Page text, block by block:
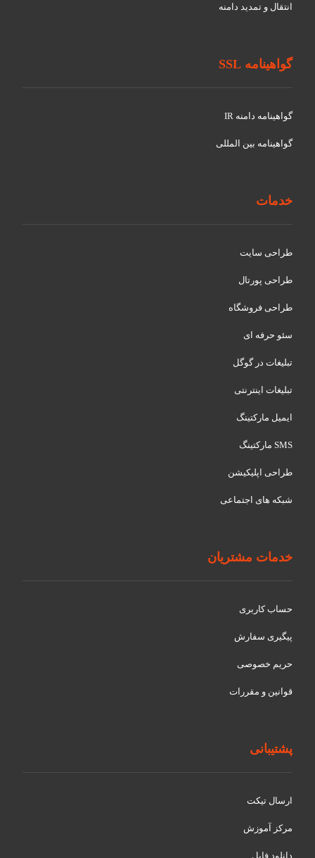
انتقال و تمدید دامنه
گواهینامه SSL
گواهينامه دامنه IR
گواهينامه بین المللی
خدمات
طراحی سایت
طراحی پورتال
طراحی فروشگاه
سئو حرفه ای
تبلیغات در گوگل
تبلیغات اینترنتی
ایمیل مارکتینگ
SMS مارکتینگ
طراحی اپلیکیشن
شبکه های اجتماعی
خدمات مشتریان
حساب کاربری
پیگیری سفارش
حریم خصوصی
قوانین و مقررات
پشتیبانی
ارسال تیکت
مرکز آموزش
دانلود فایل